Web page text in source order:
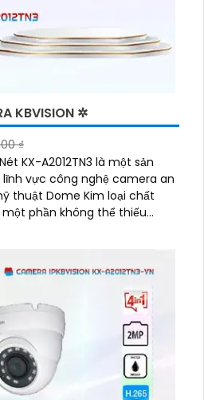
KBVISION ✲
₫
KX-A2012TN3 là một sản
vực công nghệ camera an
phần không thể thiếu